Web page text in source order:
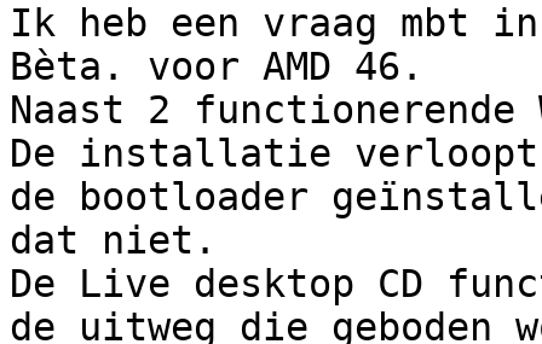
Ik heb een vraag mbt
Bèta. voor AMD 46.
Naast 2
De installatie verloopt
de bootloader
dat niet.
De Live desktop CD
de uitweg die geboden